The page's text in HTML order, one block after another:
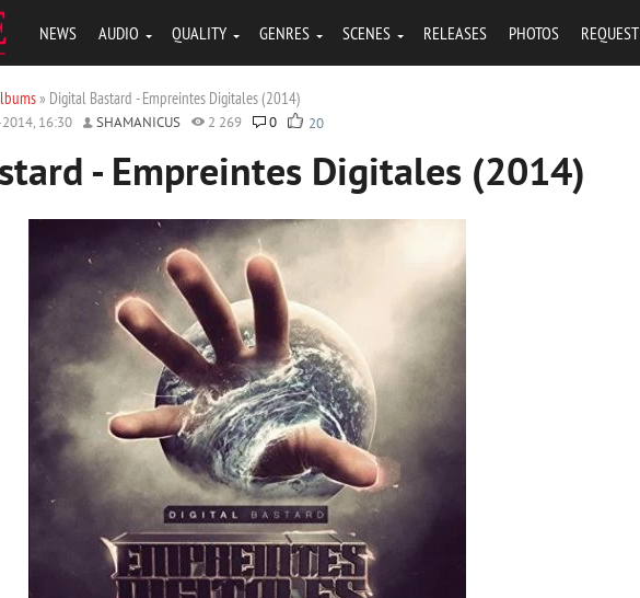
NEWS AUDIO QUALITY GENRES SCENES RELEASES PHOTOS REQUEST
» Digital Bastard - Empreintes Digitales (2014)
16:30 SHAMANICUS 2 269 0 20
- Empreintes Digitales (2014)